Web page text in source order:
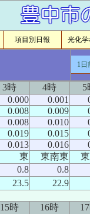
項目別日報 光化学
1日
3時 4時
5
0.000 0.001
0.008 0.009
0.008 0.010
0.019 0.015
0.013 0.016
東 東南東
0.8
0.8
23.5 22.9
15時 16時